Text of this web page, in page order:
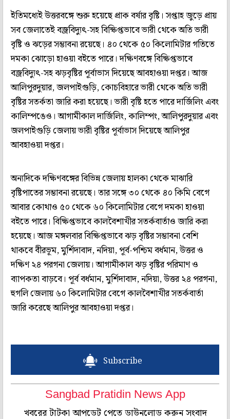
ইতিমধ্যেই উত্তরবঙ্গে শুরু হয়েছে প্রাক বর্ষার বৃষ্টি। সপ্তাহ জুড়ে প্রায়
সব জেলাতেই বজ্রবিদ্যুৎ-সহ বিক্ষিপ্তভাবে ভারী থেকে অতি ভারী
বৃষ্টি ও ঝড়ের সম্ভাবনা রয়েছে। ৪০ থেকে ৫০ কিলোমিটার গতিতে
দমকা ঝোড়ো হাওয়া বইতে পারে। দক্ষিণবঙ্গে বিক্ষিপ্তভাবে
বজ্রবিদ্যুৎ-সহ ঝড়বৃষ্টির পূর্বাভাস দিয়েছে আবহাওয়া দপ্তর। আজ
আলিপুরদুয়ার, জলপাইগুড়ি, কোচবিহারে ভারী থেকে অতি ভারী
বৃষ্টির সতর্কতা জারি করা হয়েছে। ভারী বৃষ্টি হতে পারে দার্জিলিং এবং
কালিম্পঙেও। আগামীকাল দার্জিলিং, কালিম্পং, আলিপুরদুয়ার এবং
জলপাইগুড়ি জেলায় ভারী বৃষ্টির পূর্বাভাস দিয়েছে আলিপুর
আবহাওয়া দপ্তর।
অন্যদিকে দক্ষিণবঙ্গের বিভিন্ন জেলায় হালকা থেকে মাঝারি
বৃষ্টিপাতের সম্ভাবনা রয়েছে। তার সঙ্গে ৩০ থেকে ৪০ কিমি বেগে
আবার কোথাও ৫০ থেকে ৬০ কিলোমিটার বেগে দমকা হাওয়া
বইতে পারে। বিক্ষিপ্তভাবে কালবৈশাখীর সতর্কবার্তাও জারি করা
হয়েছে। আজ মঙ্গলবার বিক্ষিপ্তভাবে ঝড় বৃষ্টির সম্ভাবনা বেশি
থাকবে বীরভূম, মুর্শিদাবাদ, নদিয়া, পূর্ব-পশ্চিম বর্ধমান, উত্তর ও
দক্ষিণ ২৪ পরগনা জেলায়। আগামীকাল ঝড় বৃষ্টির পরিমাণ ও
ব্যাপকতা বাড়বে। পূর্ব বর্ধমান, মুর্শিদাবাদ, নদিয়া, উত্তর ২৪ পরগনা,
হুগলি জেলায় ৬০ কিলোমিটার বেগে কালবৈশাখীর সতর্কবার্তা
জারি করেছে আলিপুর আবহাওয়া দপ্তর।
Subscribe
Sangbad Pratidin News App
খবরের টাটকা আপডেট পেতে ডাউনলোড করুন সংবাদ